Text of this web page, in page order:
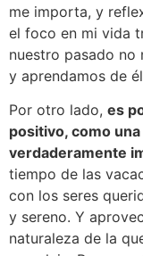
me importa, y
el foco en mi vida
nuestro pasado no
y aprendamos de
Por otro lado, es
positivo, como
verdaderamente
tiempo de las
con los seres
y sereno. Y
naturaleza de la